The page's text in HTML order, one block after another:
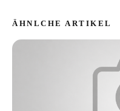
ÄHNLCHE ARTIKEL